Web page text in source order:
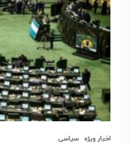
اخبار ویژه سیاسی